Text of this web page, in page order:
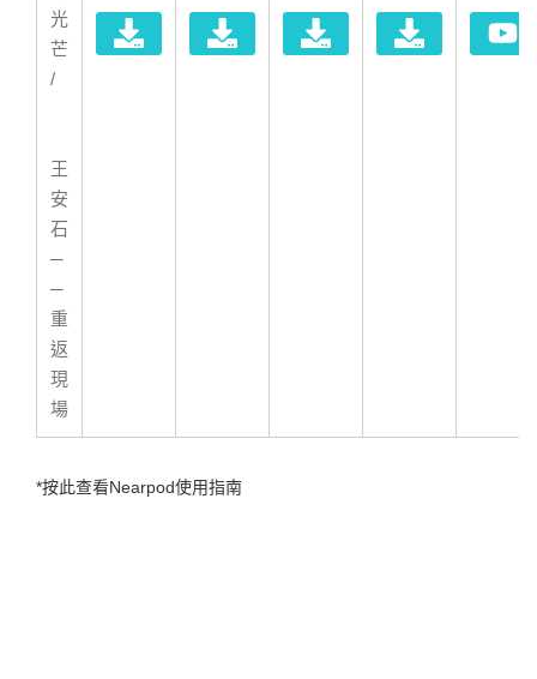
光
芒
/
王
安
石
─
─
重
返
現
場
*按此查看Nearpod使用指南